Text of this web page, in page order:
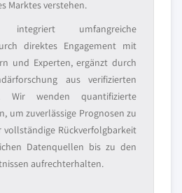
Marktes verstehen.
umfangreiche
direktes Engagement mit
und Experten, ergänzt durch
aus verifizierten
Wir wenden quantifizierte
um zuverlässige Prognosen zu
Rückverfolgbarkeit
Datenquellen bis zu den
aufrechterhalten.